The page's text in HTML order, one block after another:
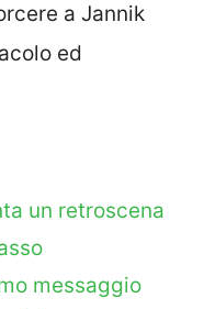
a Jannik
ed
un retroscena
messaggio